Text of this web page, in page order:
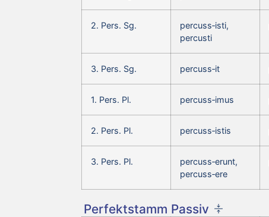
2. Pers. Sg.
percuss‑isti,
percusti
3. Pers. Sg. percuss‑it
1. Pers. Pl. percuss‑imus
2. Pers. Pl. percuss‑istis
3. Pers. Pl.
percuss‑erunt,
percuss‑ere
Perfektstamm Passiv